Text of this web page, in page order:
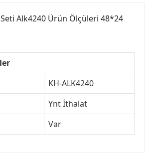
Alk4240 Ürün Ölçüleri 48*24
KH-ALK4240
Ynt İthalat
Var